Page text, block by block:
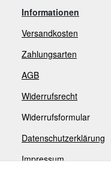
Informationen
Versandkosten
Zahlungsarten
AGB
Widerrufsrecht
Widerrufsformular
Datenschutzerklärung
Impressum